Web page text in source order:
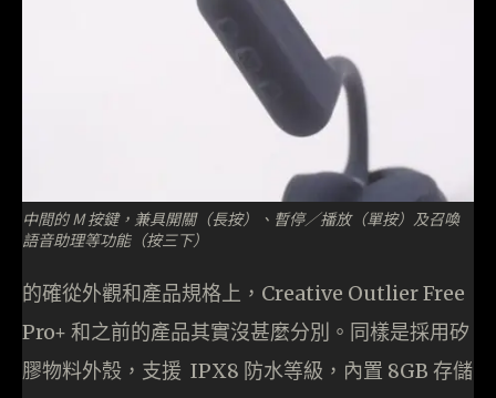
中間的 M 按鍵，兼具開關（長按）、暫停／播放（單按）及召喚
語音助理等功能（按三下）
的確從外觀和產品規格上，Creative Outlier Free
Pro+ 和之前的產品其實沒甚麼分別。同樣是採用矽
膠物料外殼，支援 IPX8 防水等級，內置 8GB 存儲